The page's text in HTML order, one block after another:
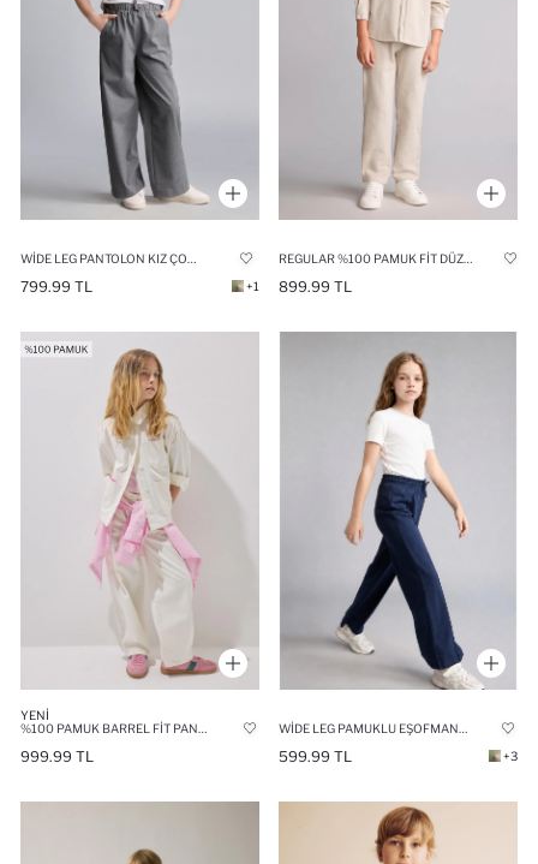
799.99 TL +1 899.99 TL
YENI
%100 PAMUK BARREL FIT PANTOLON KIZ ÇOCUK
999.99 TL
WIDE LEG PAMUKLU EŞOFMAN ALTI KIZ ÇOCUK
599.99 TL +3